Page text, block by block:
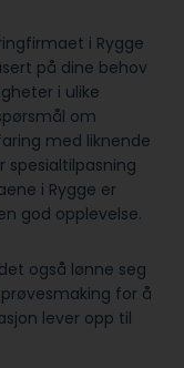
i Rygge
på dine behov
i ulike
om
med liknende
i Rygge er
god opplevelse.
også lønne seg
for å
lever opp til